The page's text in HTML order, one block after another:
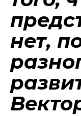
нет,